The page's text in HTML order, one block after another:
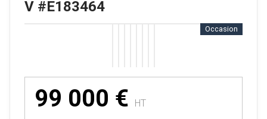
V #E183464
Occasion
99 000 € HT